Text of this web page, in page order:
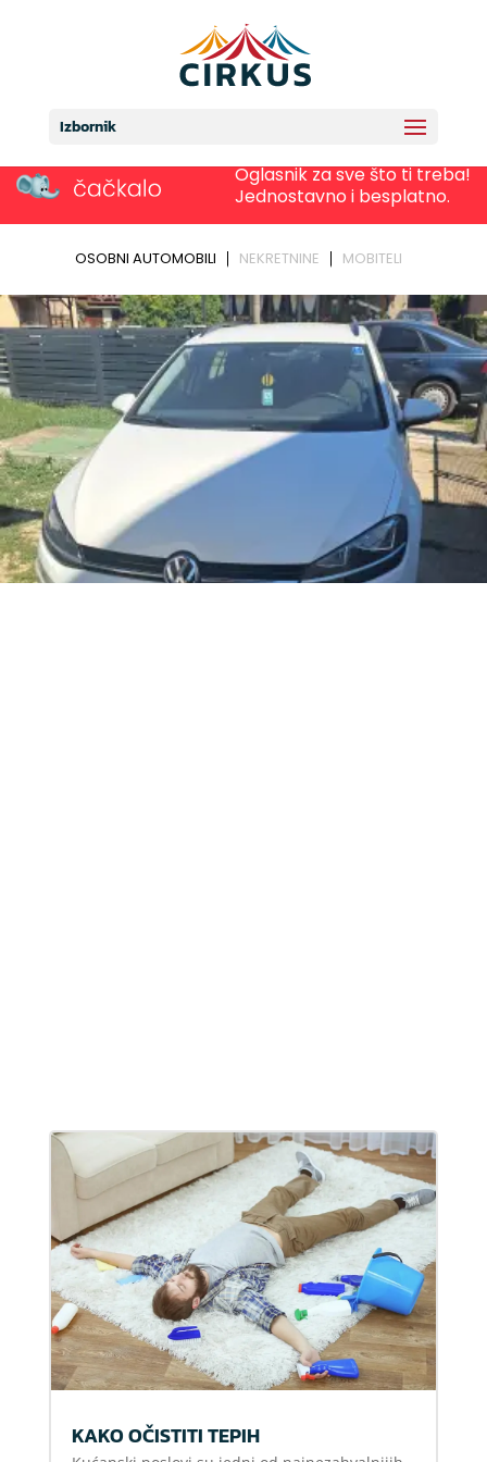
Izbornik
KAKO OČISTITI TEPIH